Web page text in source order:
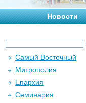
Новости
Самый Восточный
Митрополия
Епархия
Семинария